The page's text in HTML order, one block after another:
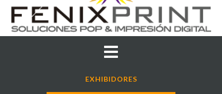
EXHIBIDORES